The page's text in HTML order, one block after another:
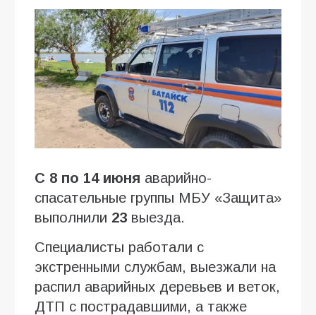
С 8 по 14 июня аварийно-
спасательные группы МБУ «Защита»
выполнили 23 выезда.
Специалисты работали с
экстренными службам, выезжали на
распил аварийных деревьев и веток,
ДТП с пострадавшими, а также